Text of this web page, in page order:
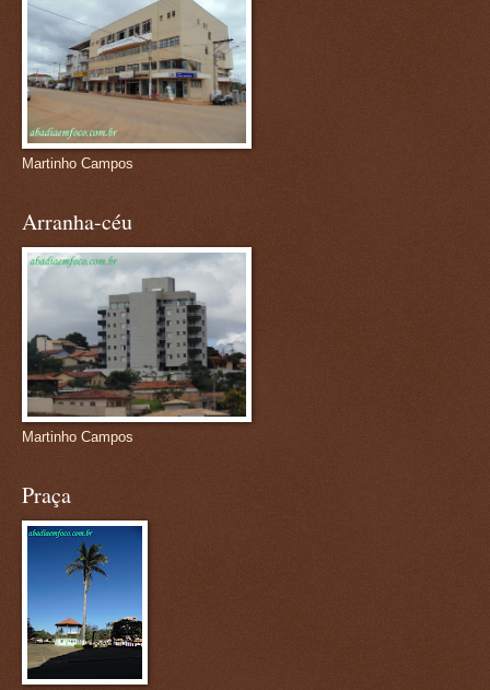
Martinho Campos
Arranha-céu
Martinho Campos
Praça